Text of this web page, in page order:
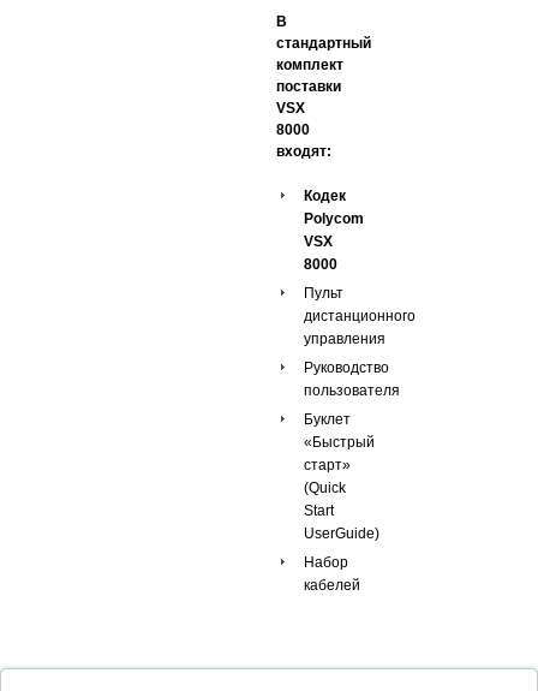
В
стандартный
комплект
поставки
VSX
8000
входят:
Кодек
Polycom
VSX
8000
Пульт
дистанционного
управления
Руководство
пользователя
Буклет
«Быстрый
старт»
(Quick
Start
UserGuide)
Набор
кабелей